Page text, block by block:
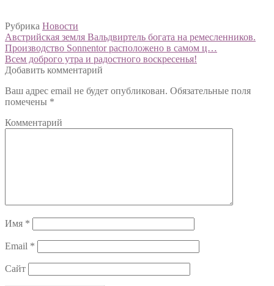
Рубрика Новости
Навигация
по
записям
Предыдущий:
Австрийская земля Вальдвиртель богата на ремесленников.
Производство Sonnentor расположено в самом ц…
Следующий:
Всем доброго утра и радостного воскресенья!
Добавить комментарий
Ваш адрес email не будет опубликован. Обязательные поля
помечены *
Комментарий
Имя *
Email *
Сайт